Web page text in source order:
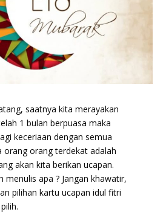
saatnya kita merayakan
1 bulan berpuasa maka
keceriaan dengan semua
orang orang terdekat adalah
akan kita berikan ucapan.
menulis apa ? Jangan khawatir,
pilihan kartu ucapan idul fitri